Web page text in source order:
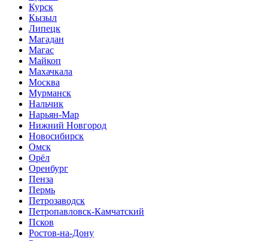
Курск
Кызыл
Липецк
Магадан
Магас
Майкоп
Махачкала
Москва
Мурманск
Нальчик
Нарьян-Мар
Нижний Новгород
Новосибирск
Омск
Орёл
Оренбург
Пенза
Пермь
Петрозаводск
Петропавловск-Камчатский
Псков
Ростов-на-Дону